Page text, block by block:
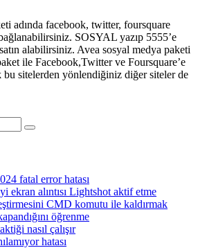
adında facebook, twitter, foursquare
SOSYAL yazıp 5555’e
alabilirsiniz. Avea sosyal medya paketi
ile Facebook,Twitter ve Foursquare’e
sitelerden yönlendiğiniz diğer siteler de
fatal error hatası
ekran alıntısı Lightshot aktif etme
CMD komutu ile kaldırmak
öğrenme
nasıl çalışır
hatası